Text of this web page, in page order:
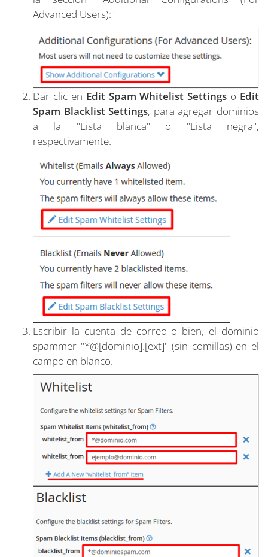
Advanced Users):"
Dar clic en Edit Spam Whitelist Settings o Edit
Spam Blacklist Settings, para agregar dominios
a la "Lista blanca" o "Lista negra",
respectivamente.
Escribir la cuenta de correo o bien, el dominio
spammer "*@[dominio].[ext]" (sin comillas) en el
campo en blanco.